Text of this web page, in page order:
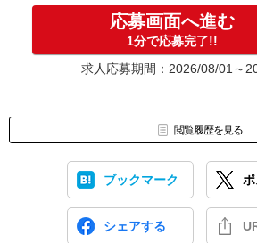
応募画面へ進む
1分で応募完了!!
求人応募期間：2026/08/01～
閲覧履歴を見る
ブックマーク
シェアする